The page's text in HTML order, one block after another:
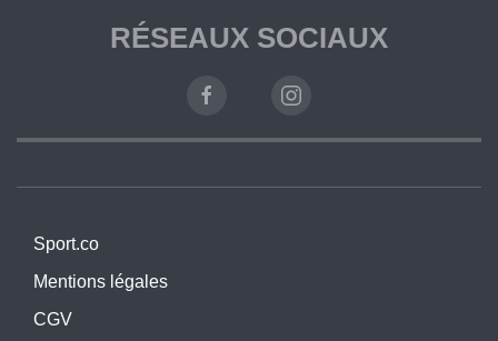
RÉSEAUX SOCIAUX
Sport.co
Mentions légales
CGV